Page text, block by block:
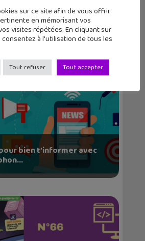
bien t’informer avec
sur ce site afin de vous offrir
en mémorisant vos
visites répétées. En cliquant sur
à l'utilisation de tous les
Tout refuser Tout accepter